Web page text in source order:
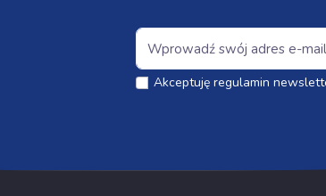
Akceptuję regulamin